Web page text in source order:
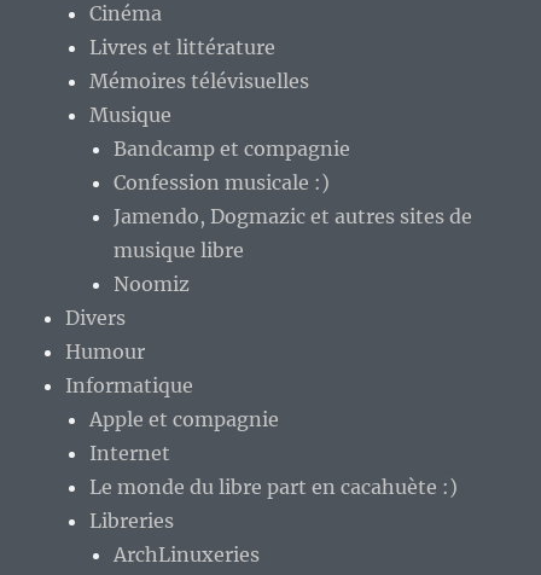
Cinéma
Livres et littérature
Mémoires télévisuelles
Musique
Bandcamp et compagnie
Confession musicale :)
Jamendo, Dogmazic et autres sites de
musique libre
Noomiz
Divers
Humour
Informatique
Apple et compagnie
Internet
Le monde du libre part en cacahuète :)
Libreries
ArchLinuxeries